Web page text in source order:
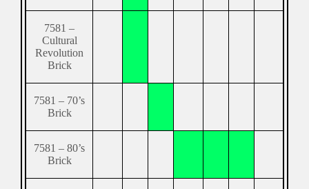
7581 –
Cultural
Revolution
Brick
7581 – 70’s
Brick
7581 – 80’s
Brick